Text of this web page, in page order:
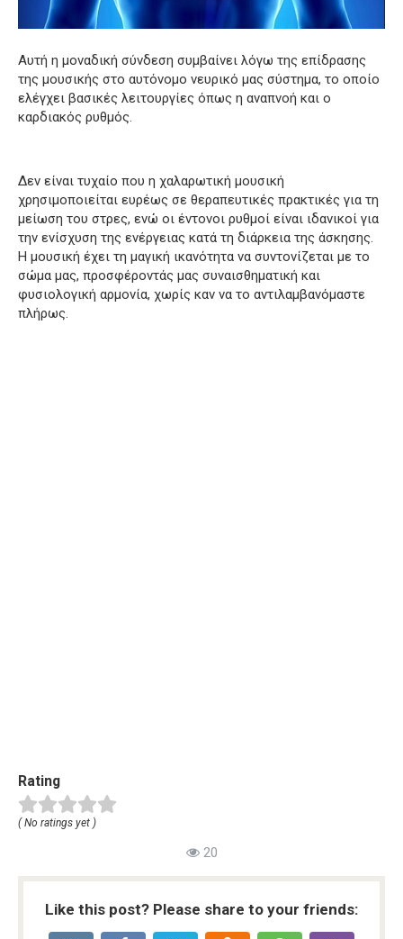
Αυτή η μοναδική σύνδεση συμβαίνει λόγω της επίδρασης
της μουσικής στο αυτόνομο νευρικό μας σύστημα, το οποίο
ελέγχει βασικές λειτουργίες όπως η αναπνοή και ο
καρδιακός ρυθμός.
Δεν είναι τυχαίο που η χαλαρωτική μουσική
χρησιμοποιείται ευρέως σε θεραπευτικές πρακτικές για τη
μείωση του στρες, ενώ οι έντονοι ρυθμοί είναι ιδανικοί για
την ενίσχυση της ενέργειας κατά τη διάρκεια της άσκησης.
Η μουσική έχει τη μαγική ικανότητα να συντονίζεται με το
σώμα μας, προσφέροντάς μας συναισθηματική και
φυσιολογική αρμονία, χωρίς καν να το αντιλαμβανόμαστε
πλήρως.
Rating
( No ratings yet )
20
Like this post? Please share to your friends: